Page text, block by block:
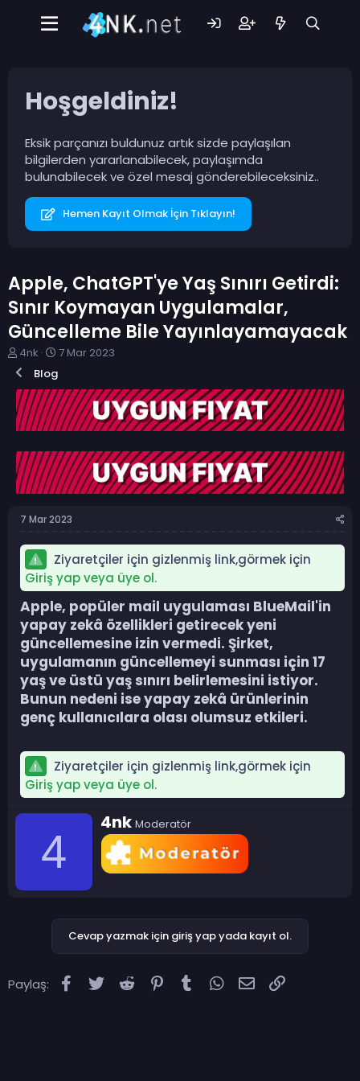
Hoşgeldiniz!
Eksik parçanızı buldunuz artık sizde paylaşılan
bilgilerden yararlanabilecek, paylaşımda
bulunabilecek ve özel mesaj gönderebileceksiniz..
Hemen Kayıt Olmak İçin Tıklayın!
Apple, ChatGPT'ye Yaş Sınırı Getirdi:
Sınır Koymayan Uygulamalar,
Güncelleme Bile Yayınlayamayacak
K
o
n
b
u
y
b
a
ş
l
4nk
B
l
a
n
ı
ç
t
a
i
i
7 Mar 2023
Blog
7 Mar 2023
Ziyaretçiler için gizlenmiş link,görmek için
Giriş yap veya üye ol.
Apple, popüler mail uygulaması BlueMail'in
yapay zekâ özellikleri getirecek yeni
güncellemesine izin vermedi. Şirket,
uygulamanın güncellemeyi sunması için 17
yaş ve üstü yaş sınırı belirlemesini istiyor.
Bunun nedeni ise yapay zekâ ürünlerinin
genç kullanıcılara olası olumsuz etkileri.​
Ziyaretçiler için gizlenmiş link,görmek için
Giriş yap veya üye ol.
4
Y
a
z
a
r
4nk Moderatör
Cevap yazmak için giriş yap yada kayıt ol.
Paylaş: Facebook
Twitter Reddit Pinterest
Tumblr WhatsApp
E-posta